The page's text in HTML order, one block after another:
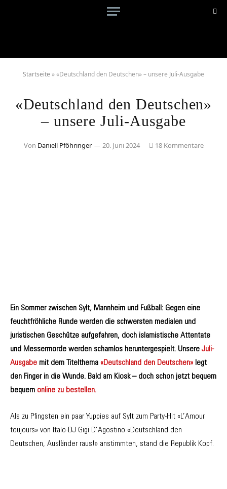
Startseite »«Deutschland den Deutschen» – unsere Juli-Ausgabe
«Deutschland den Deutschen»
– unsere Juli-Ausgabe
Von Daniell Pföhringer 20. Juni 2024 18 Kommentare
Ein Sommer zwischen Sylt, Mannheim und Fußball: Gegen eine
feuchtfröhliche Runde werden die schwersten medialen und
juristischen Geschütze aufgefahren, doch islamistische Attentate
und Messermorde werden schamlos heruntergespielt. Unsere Juli-
Ausgabe mit dem Titelthema «Deutschland den Deutschen» legt
den Finger in die Wunde. Bald am Kiosk – doch schon jetzt bequem
bequem online zu bestellen.
Als zu Pfingsten ein paar Yuppies auf Sylt zum Party-Hit «L’Amour
toujours» von Italo-DJ Gigi D’Agostino «Deutschland den
Deutschen, Ausländer raus!» anstimmten, stand die Republik Kopf.